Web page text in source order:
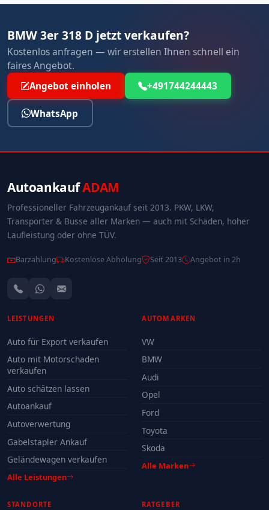
BMW 3er 318 D jetzt verkaufen?
Kostenlos anfragen — wir erstellen Ihnen schnell ein
faires Angebot.
Angebot einholen +491744244443
WhatsApp
AutoankaufADAM
Professioneller Fahrzeugankauf seit 2013. PKW, LKW,
Transporter & Busse aller Marken — auch mit Schäden, hoher
Laufleistung oder ohne TÜV.
Barzahlung Kostenlose Abholung Seit 2013 Angebot in 2h
LEISTUNGEN
Auto für Export verkaufen
Auto mit Motorschaden
verkaufen
Auto schätzen lassen
Autoankauf
Autoverwertung
Gabelstapler Ankauf
Geländewagen verkaufen
Alle Leistungen
AUTOMARKEN
VW
BMW
Audi
Opel
Ford
Toyota
Skoda
Alle Marken
STANDORTE RATGEBER